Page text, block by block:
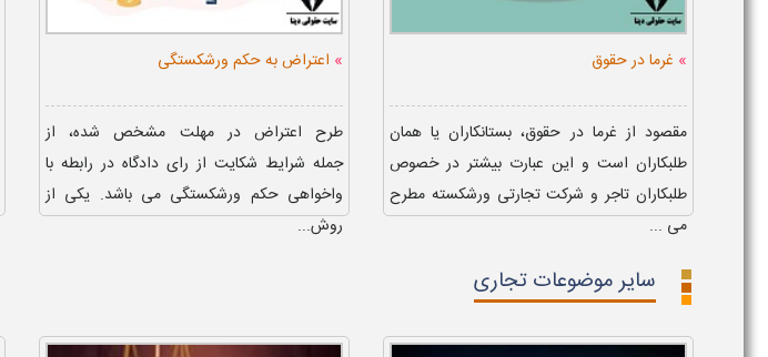
» غرما در حقوق
مقصود از غرما در حقوق، بستانکاران یا همان
طلبکاران است و این عبارت بیشتر در خصوص
طلبکاران تاجر و شرکت تجارتی ورشکسته مطرح
می ...
» اعتراض به حکم ورشکستگی
طرح اعتراض در مهلت مشخص شده، از
جمله شرایط شکایت از رای دادگاه در رابطه با
واخواهی حکم ورشکستگی می باشد. یکی از
روش...
سایر موضوعات تجاری